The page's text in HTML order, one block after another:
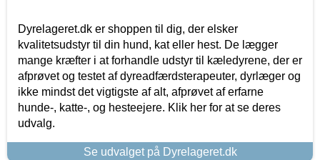
Dyrelageret.dk er shoppen til dig, der elsker
kvalitetsudstyr til din hund, kat eller hest. De lægger
mange kræfter i at forhandle udstyr til kæledyrene, der er
afprøvet og testet af dyreadfærdsterapeuter, dyrlæger og
ikke mindst det vigtigste af alt, afprøvet af erfarne
hunde-, katte-, og hesteejere. Klik her for at se deres
udvalg.
Se udvalget på Dyrelageret.dk